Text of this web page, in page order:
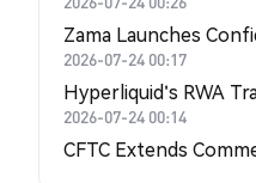
Zama Launches
2026-07-24 00:17
Hyperliquid's RWA
2026-07-24 00:14
CFTC Extends